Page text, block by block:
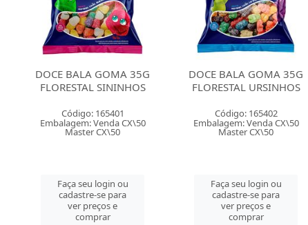
DOCE BALA GOMA 35G
FLORESTAL SININHOS
Código: 165401
Embalagem: Venda CX\50
Master CX\50
Faça seu login ou
cadastre-se para
ver preços e
comprar
DOCE BALA GOMA 35G
FLORESTAL URSINHOS
Código: 165402
Embalagem: Venda CX\50
Master CX\50
Faça seu login ou
cadastre-se para
ver preços e
comprar